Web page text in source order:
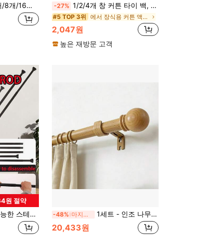
없음 암막 커튼 자석 액세서리 가정 및 기숙사용 -27% 1/2/4개 창 커튼 타이 백, 우븐 커튼 타이백 커튼 클립 커튼 홀더, 침실 거실 가정 장식에 적합
#5 TOP 3위 에서 장식용 커튼 액세서리
2,047원
높은 재방문 고객
원 절약
튼, 건조대용 길이 조절 가능 - 플라스틱 베이스가 있는 실버, 블랙, 화이트, 그레이 옵션 -48% 마지막 3일 1세트 - 인조 나무 커튼 봉, 34~146인치 창문 크기에 적합, 직경 1인치, 장식용 인조 나무 마감 처리된 조절식 헤비 듀티 커튼 봉, 거실, 침실, 주방, 카페 및 농가에 적합
20,433원